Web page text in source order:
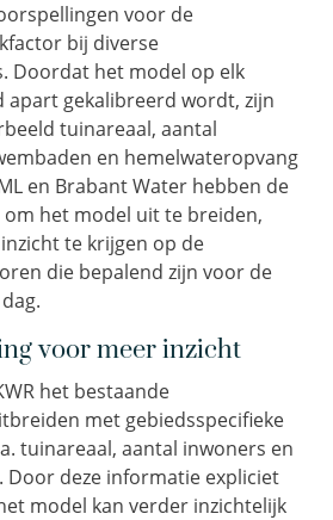
voor de
bij diverse
Doordat het model op elk
apart gekalibreerd wordt, zijn
tuinareaal, aantal
en hemelwateropvang
en Brabant Water hebben de
het model uit te breiden,
te krijgen op de
die bepalend zijn voor de
voor meer inzicht
het bestaande
met gebiedsspecifieke
tuinareaal, aantal inwoners en
Door deze informatie expliciet
model kan verder inzichtelijk